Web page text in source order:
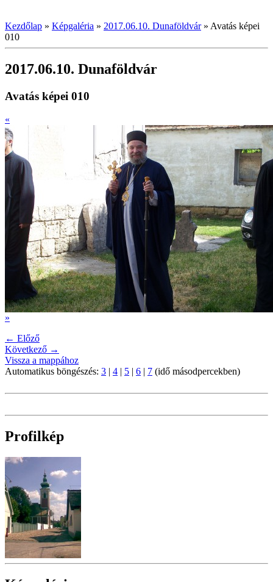
Kezdőlap » Képgaléria » 2017.06.10. Dunaföldvár» Avatás képei
010
2017.06.10. Dunaföldvár
Avatás képei 010
«
»
← Előző
Következő →
Vissza a mappához
Automatikus böngészés: 3 | 4 | 5 | 6 | 7 (idő másodpercekben)
Profilkép